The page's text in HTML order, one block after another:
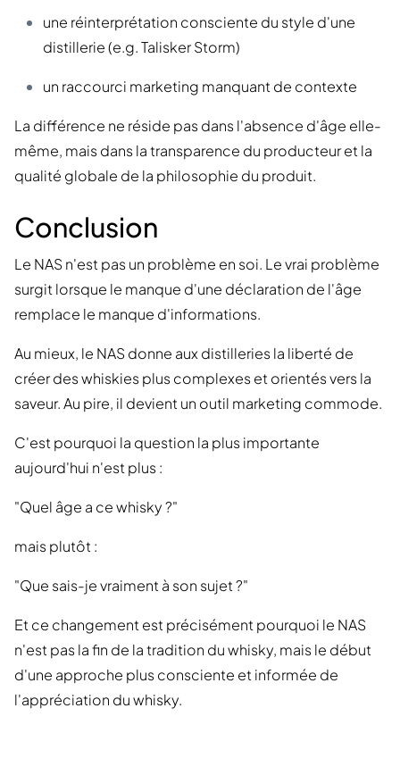
une réinterprétation consciente du style d'une
distillerie (e.g. Talisker Storm)
un raccourci marketing manquant de contexte
La différence ne réside pas dans l'absence d'âge elle-
même, mais dans la transparence du producteur et la
qualité globale de la philosophie du produit.
Conclusion
Le NAS n'est pas un problème en soi. Le vrai problème
surgit lorsque le manque d'une déclaration de l'âge
remplace le manque d'informations.
Au mieux, le NAS donne aux distilleries la liberté de
créer des whiskies plus complexes et orientés vers la
saveur. Au pire, il devient un outil marketing commode.
C'est pourquoi la question la plus importante
aujourd'hui n'est plus :
"Quel âge a ce whisky ?"
mais plutôt :
"Que sais-je vraiment à son sujet ?"
Et ce changement est précisément pourquoi le NAS
n'est pas la fin de la tradition du whisky, mais le début
d'une approche plus consciente et informée de
l'appréciation du whisky.